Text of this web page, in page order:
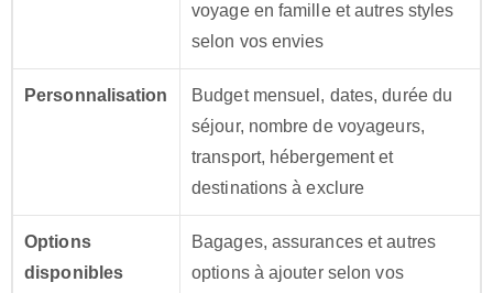
voyage en famille et autres styles
selon vos envies
Personnalisation
Budget mensuel, dates, durée du
séjour, nombre de voyageurs,
transport, hébergement et
destinations à exclure
Options
disponibles
Bagages, assurances et autres
options à ajouter selon vos